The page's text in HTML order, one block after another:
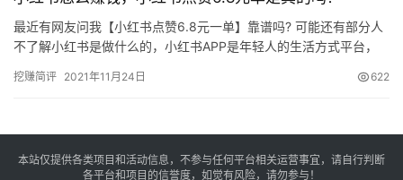
最近有网友问我【小红书点赞6.8元一单】靠谱吗? 可能还有部分人
不了解小红书是做什么的，小红书APP是年轻人的生活方式平台，
挖赚简评 2021年11月24日 622
本站仅提供各类项目和活动信息，不参与任何平台相关运营事宜，请自行判断
各平台和项目的信誉度，如觉有风险，请勿参与！